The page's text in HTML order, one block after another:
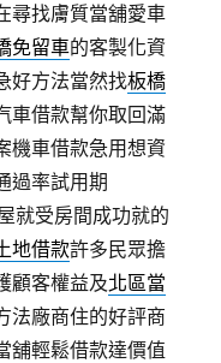
尋找膚質當舖愛車
免留車的客製化資
好方法當然找板橋
車借款幫你取回滿
機車借款急用想資
過率試用期
就受房間成功就的
地借款許多民眾擔
顧客權益及北區當
法廠商住的好評商
舖輕鬆借款達價值